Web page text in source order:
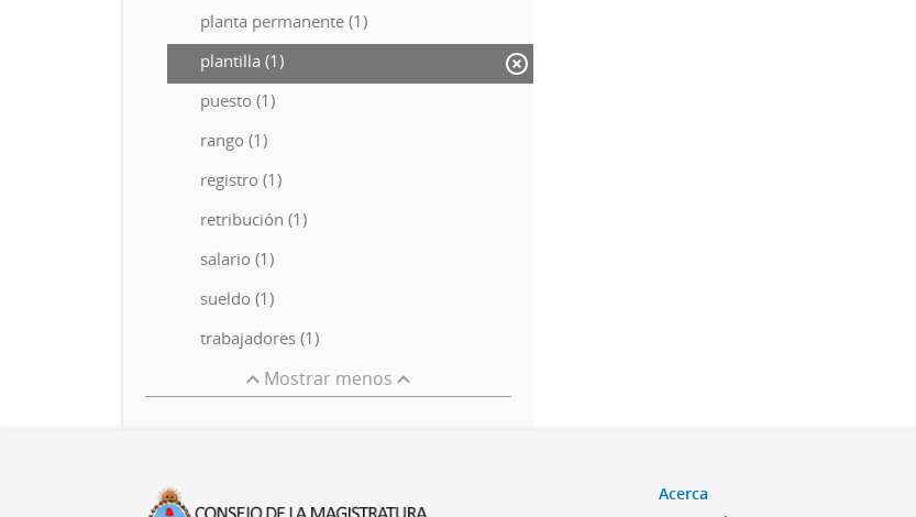
planta permanente (1)
plantilla (1)
puesto (1)
rango (1)
registro (1)
retribución (1)
salario (1)
sueldo (1)
trabajadores (1)
Mostrar menos
Acerca